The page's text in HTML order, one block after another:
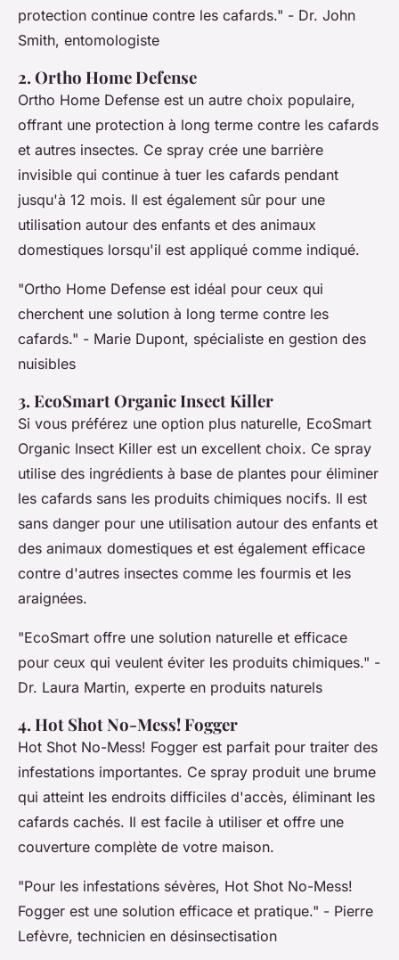
protection continue contre les cafards." - Dr. John
Smith, entomologiste
2. Ortho Home Defense
Ortho Home Defense est un autre choix populaire,
offrant une protection à long terme contre les cafards
et autres insectes. Ce spray crée une barrière
invisible qui continue à tuer les cafards pendant
jusqu'à 12 mois. Il est également sûr pour une
utilisation autour des enfants et des animaux
domestiques lorsqu'il est appliqué comme indiqué.
"Ortho Home Defense est idéal pour ceux qui
cherchent une solution à long terme contre les
cafards." - Marie Dupont, spécialiste en gestion des
nuisibles
3. EcoSmart Organic Insect Killer
Si vous préférez une option plus naturelle, EcoSmart
Organic Insect Killer est un excellent choix. Ce spray
utilise des ingrédients à base de plantes pour éliminer
les cafards sans les produits chimiques nocifs. Il est
sans danger pour une utilisation autour des enfants et
des animaux domestiques et est également efficace
contre d'autres insectes comme les fourmis et les
araignées.
"EcoSmart offre une solution naturelle et efficace
pour ceux qui veulent éviter les produits chimiques." -
Dr. Laura Martin, experte en produits naturels
4. Hot Shot No-Mess! Fogger
Hot Shot No-Mess! Fogger est parfait pour traiter des
infestations importantes. Ce spray produit une brume
qui atteint les endroits difficiles d'accès, éliminant les
cafards cachés. Il est facile à utiliser et offre une
couverture complète de votre maison.
"Pour les infestations sévères, Hot Shot No-Mess!
Fogger est une solution efficace et pratique." - Pierre
Lefèvre, technicien en désinsectisation